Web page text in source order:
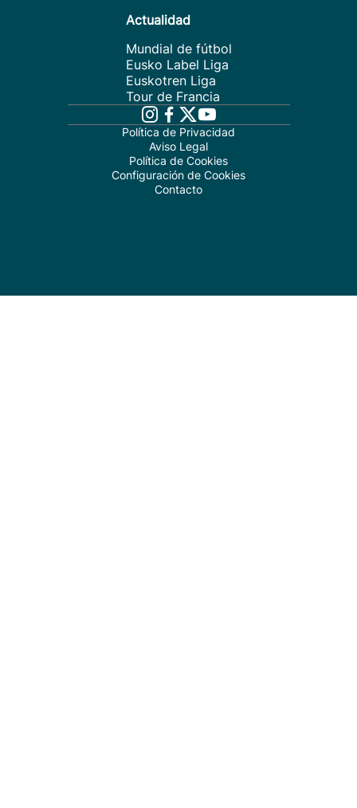
Actualidad
Mundial de fútbol
Eusko Label Liga
Euskotren Liga
Tour de Francia
Política de Privacidad
Aviso Legal
Política de Cookies
Configuración de Cookies
Contacto